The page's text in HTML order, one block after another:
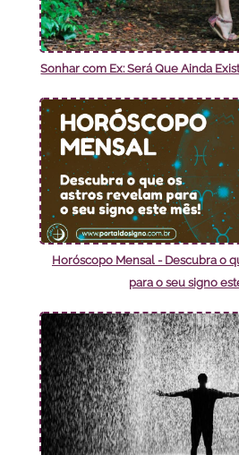
Sonhar com Ex: Será Que Ainda
Horóscopo Mensal - Descubra o
para o seu signo